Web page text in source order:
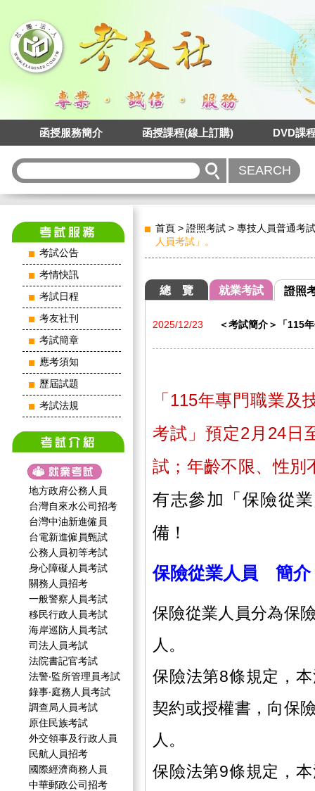
函授服務簡介 函授課程(線上訂購) DVD課
考試公告
考情快訊
考試日程
考友社刊
考試簡章
應考須知
歷屆試題
考試法規
地方政府公務人員
台灣自來水公司招考
台灣中油新進僱員
台電新進僱員甄試
公務人員初等考試
身心障礙人員考試
關務人員招考
一般警察人員考試
移民行政人員考試
海岸巡防人員考試
司法人員考試
法院書記官考試
法警‧監所管理員考試
錄事‧庭務人員考試
調查局人員考試
原住民族考試
外交領事及行政人員
民航人員招考
國際經濟商務人員
中華郵政公司招考
首頁 > 證照考試 > 專技人員普通考試
人員考試」。
總 覽 就業考試 證照
2025/12/23 ＜考試簡介＞「115
「115年專門職業
考試」 預定2月24日
試； 年齡不限、性別
有志參加「保險從
備！
保險從業人員 簡介
保險從業人員分為保
人。
保險法第8條規定，
契約或授權書，向保
人。
保險法第9條規定，